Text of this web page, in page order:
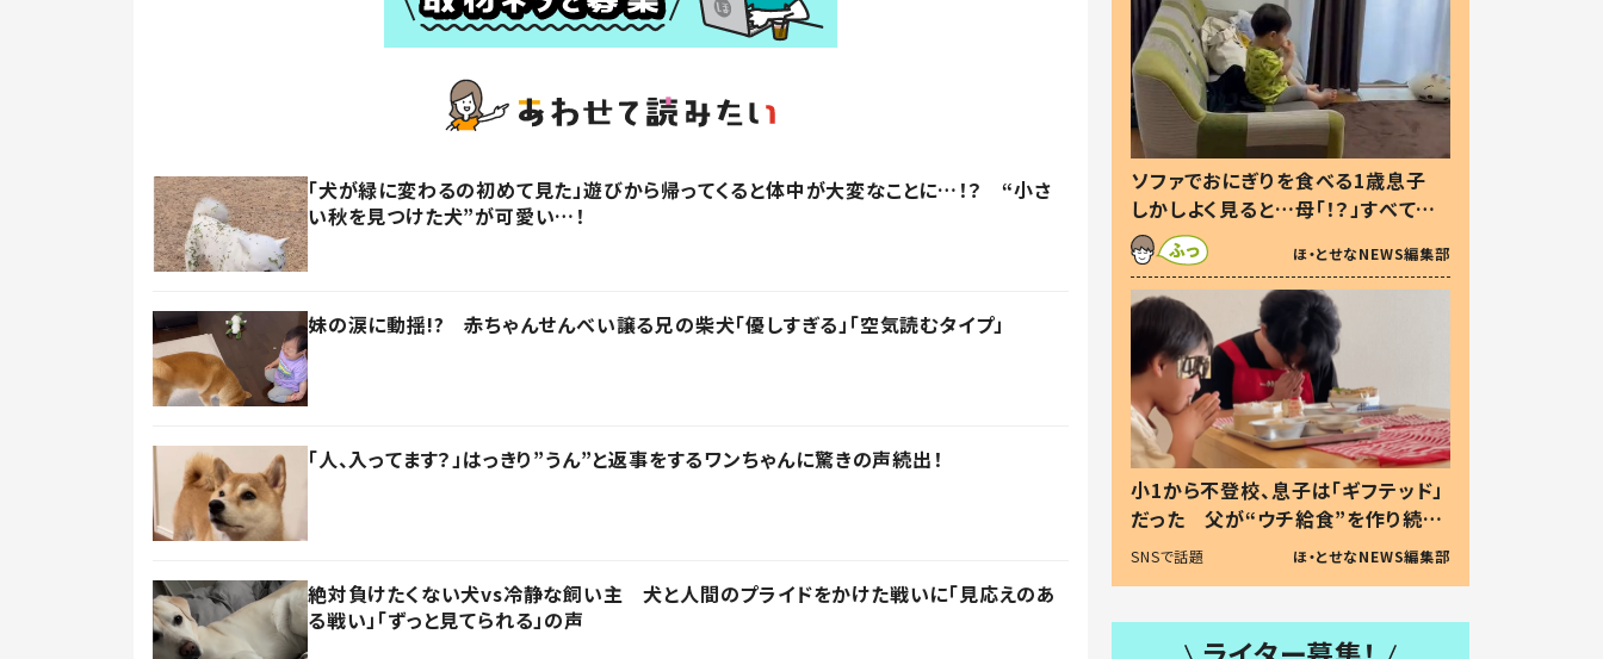
「犬が緑に変わるの初めて見た」遊びから帰ってくると体中が大変なことに…！？ “小さ
い秋を見つけた犬”が可愛い…！
妹の涙に動揺!? 赤ちゃんせんべい譲る兄の柴犬「優しすぎる」「空気読むタイプ」
「人、入ってます？」はっきり”うん”と返事をするワンちゃんに驚きの声続出！
絶対負けたくない犬vs冷静な飼い主 犬と人間のプライドをかけた戦いに「見応えのあ
る戦い」「ずっと見てられる」の声
ソファでおにぎりを食べる1歳息子
しかしよく見ると…母「！？」すべてを
察した母の投稿に「可愛いから許
す！」「現行犯〜」
ほ・とせなNEWS編集部
小1から不登校、息子は「ギフテッド」
だった 父が“ウチ給食”を作り続け
る理由とは #令和の親 #令和の子
SNSで話題 ほ・とせなNEWS編集部